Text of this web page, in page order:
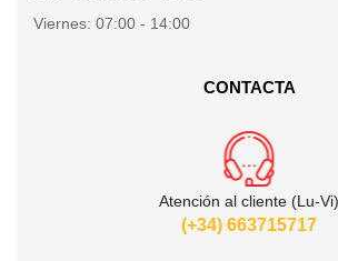
Viernes: 07:00 - 14:00
CONTACTA
Atención al cliente (Lu-Vi)
(+34) 663715717